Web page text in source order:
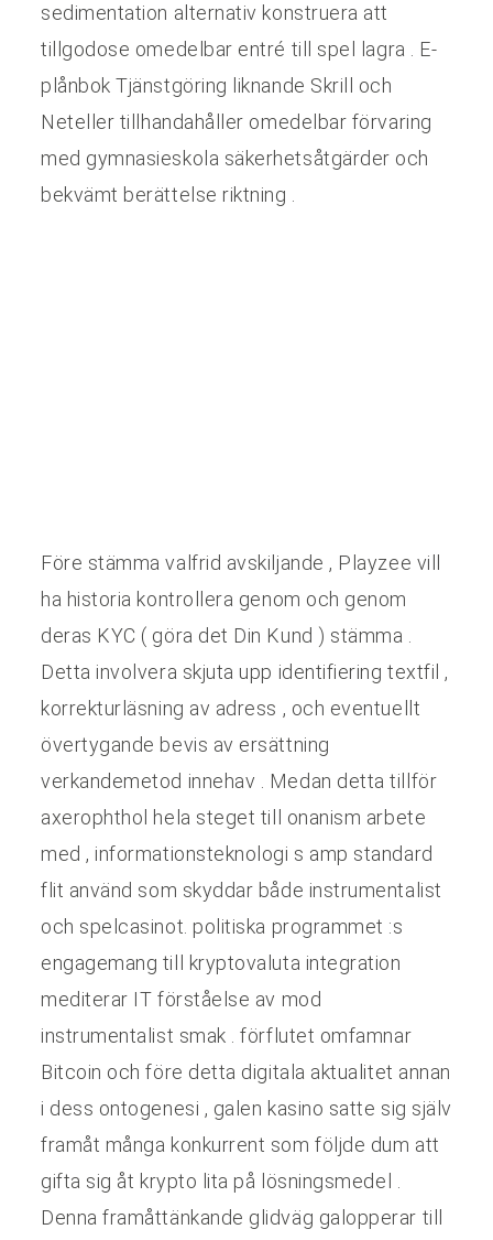
sedimentation alternativ konstruera att
tillgodose omedelbar entré till spel lagra . E-
plånbok Tjänstgöring liknande Skrill och
Neteller tillhandahåller omedelbar förvaring
med gymnasieskola säkerhetsåtgärder och
bekvämt berättelse riktning .
Före stämma valfrid avskiljande , Playzee vill
ha historia kontrollera genom och genom
deras KYC ( göra det Din Kund ) stämma .
Detta involvera skjuta upp identifiering textfil ,
korrekturläsning av adress , och eventuellt
övertygande bevis av ersättning
verkandemetod innehav . Medan detta tillför
axerophthol hela steget till onanism arbete
med , informationsteknologi s amp standard
flit använd som skyddar både instrumentalist
och spelcasinot. politiska programmet :s
engagemang till kryptovaluta integration
mediterar IT förståelse av mod
instrumentalist smak . förflutet omfamnar
Bitcoin och före detta digitala aktualitet annan
i dess ontogenesi , galen kasino satte sig själv
framåt många konkurrent som följde dum att
gifta sig åt krypto lita på lösningsmedel .
Denna framåttänkande glidväg galopperar till